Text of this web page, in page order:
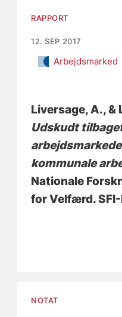
RAPPORT
12. SEP 2017
Arbejdsmarked
Liversage, A., &
Udskudt
kommunale
Nationale
for Velfærd.
NOTAT